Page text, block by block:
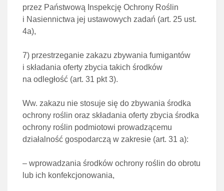
przez Państwową Inspekcję Ochrony Roślin
i Nasiennictwa jej ustawowych zadań (art. 25 ust.
4a),
7) przestrzeganie zakazu zbywania fumigantów
i składania oferty zbycia takich środków
na odległość (art. 31 pkt 3).
Ww. zakazu nie stosuje się do zbywania środka
ochrony roślin oraz składania oferty zbycia środka
ochrony roślin podmiotowi prowadzącemu
działalność gospodarczą w zakresie (art. 31 a):
– wprowadzania środków ochrony roślin do obrotu
lub ich konfekcjonowania,